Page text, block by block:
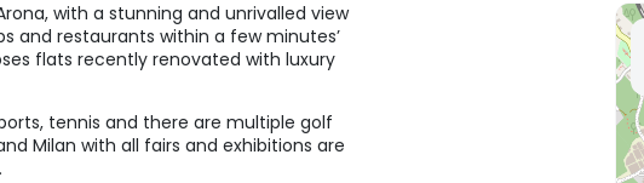
with a stunning and unrivalled view
and restaurants within a few minutes’
flats recently renovated with luxury
tennis and there are multiple golf
Milan with all fairs and exhibitions are